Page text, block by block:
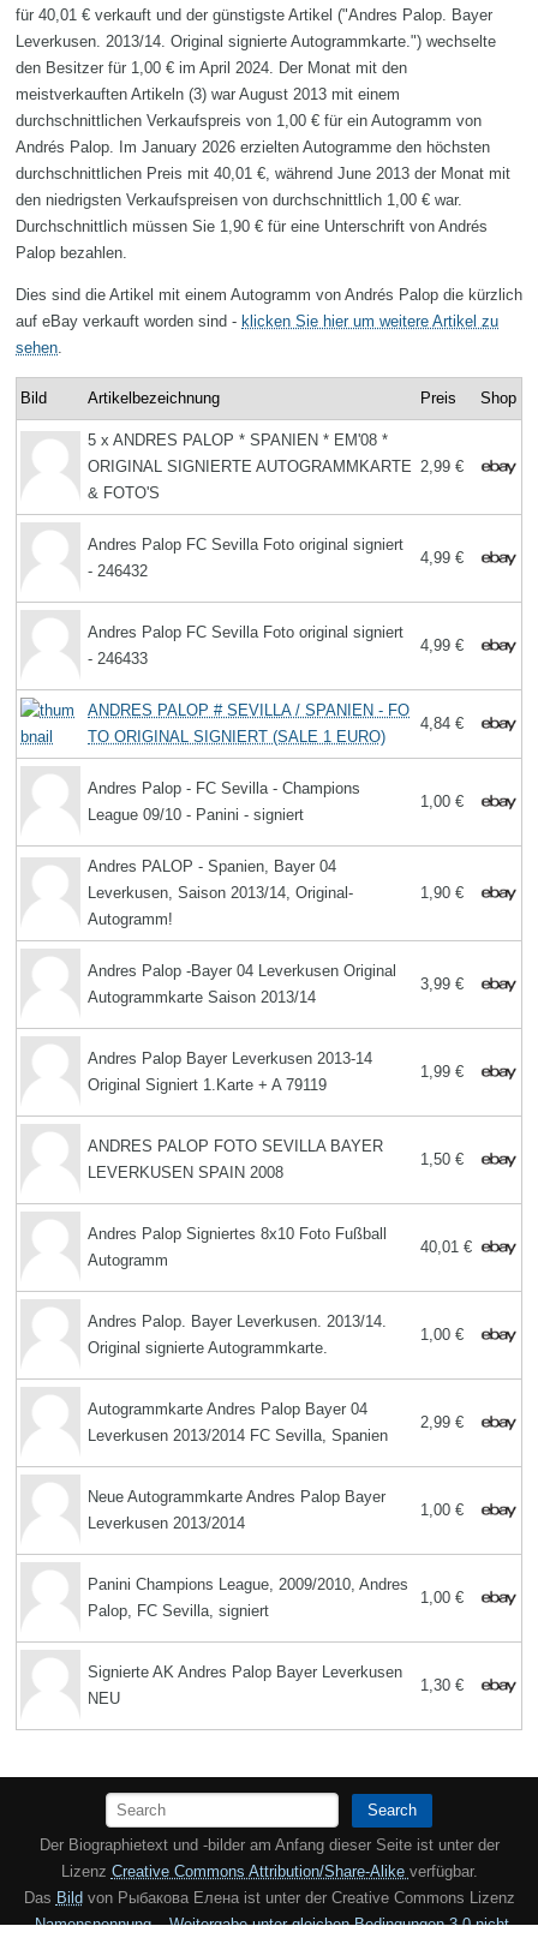
für 40,01 € verkauft und der günstigste Artikel ("Andres Palop. Bayer
Leverkusen. 2013/14. Original signierte Autogrammkarte.") wechselte
den Besitzer für 1,00 € im April 2024. Der Monat mit den
meistverkauften Artikeln (3) war August 2013 mit einem
durchschnittlichen Verkaufspreis von 1,00 € für ein Autogramm von
Andrés Palop. Im January 2026 erzielten Autogramme den höchsten
durchschnittlichen Preis mit 40,01 €, während June 2013 der Monat mit
den niedrigsten Verkaufspreisen von durchschnittlich 1,00 € war.
Durchschnittlich müssen Sie 1,90 € für eine Unterschrift von Andrés
Palop bezahlen.
Dies sind die Artikel mit einem Autogramm von Andrés Palop die kürzlich
auf eBay verkauft worden sind - klicken Sie hier um weitere Artikel zu
sehen.
Bild Artikelbezeichnung Preis Shop
5 x ANDRES PALOP * SPANIEN * EM'08 *
ORIGINAL SIGNIERTE AUTOGRAMMKARTE
& FOTO'S
2,99 €
Andres Palop FC Sevilla Foto original signiert
- 246432
4,99 €
Andres Palop FC Sevilla Foto original signiert
- 246433
4,99 €
ANDRES PALOP # SEVILLA / SPANIEN - FO
TO ORIGINAL SIGNIERT (SALE 1 EURO)
4,84 €
Andres Palop - FC Sevilla - Champions
League 09/10 - Panini - signiert
1,00 €
Andres PALOP - Spanien, Bayer 04
Leverkusen, Saison 2013/14, Original-
Autogramm!
1,90 €
Andres Palop -Bayer 04 Leverkusen Original
Autogrammkarte Saison 2013/14
3,99 €
Andres Palop Bayer Leverkusen 2013-14
Original Signiert 1.Karte + A 79119
1,99 €
ANDRES PALOP FOTO SEVILLA BAYER
LEVERKUSEN SPAIN 2008
1,50 €
Andres Palop Signiertes 8x10 Foto Fußball
Autogramm
40,01 €
Andres Palop. Bayer Leverkusen. 2013/14.
Original signierte Autogrammkarte.
1,00 €
Autogrammkarte Andres Palop Bayer 04
Leverkusen 2013/2014 FC Sevilla, Spanien
2,99 €
Neue Autogrammkarte Andres Palop Bayer
Leverkusen 2013/2014
1,00 €
Panini Champions League, 2009/2010, Andres
Palop, FC Sevilla, signiert
1,00 €
Signierte AK Andres Palop Bayer Leverkusen
NEU
1,30 €
Search
Der Biographietext und -bilder am Anfang dieser Seite ist unter der
Lizenz Creative Commons Attribution/Share-Alike verfügbar.
Das Bild von Рыбакова Елена ist unter der Creative Commons Lizenz
„Namensnennung – Weitergabe unter gleichen Bedingungen 3.0 nicht